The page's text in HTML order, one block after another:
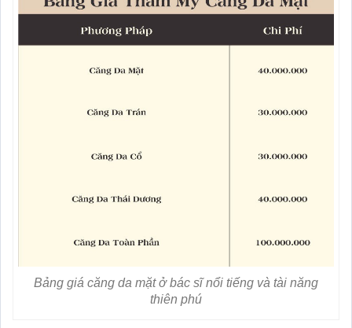
Bảng giá căng da mặt ở bác sĩ nổi tiếng và tài năng
thiên phú